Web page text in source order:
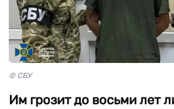
© СБУ
Им грозит до восьми лет